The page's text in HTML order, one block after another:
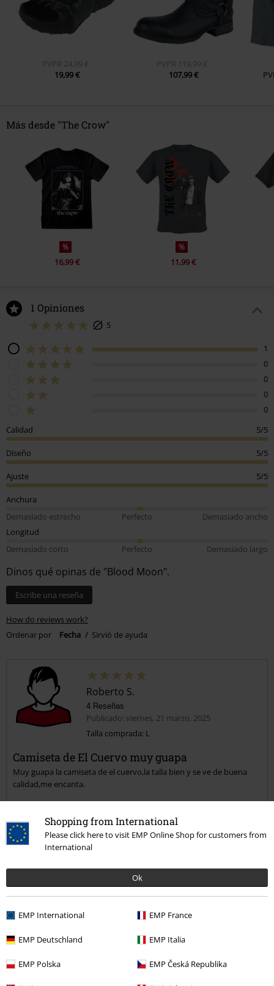
Shopping from International
Please click here to visit EMP Online Shop for customers from
International
Ok
EMP International EMP France
EMP Deutschland EMP Italia
EMP Polska EMP Česká Republika
PVPR 24,99 €
19,99 €
PVPR
119,99 €
107,99 €
Más desde "The Crow"
%
16,99 €
%
11,99 €
1 Opiniones
5
1
0
0
0
0
Calidad
5/5
Diseño 5/5
Ajuste 5/5
Anchura
Demasiado estrecho
Perfecto
Demasiado ancho
Longitud
Demasiado corto
Perfecto Demasiado largo
Dinos qué opinas de "Blood Moon".
Escribe una reseña
How do reviews work?
Ordenar por
Fecha Sirvió de ayuda
Roberto S.
4 Reseñas
Publicado: viernes, 21 marzo, 2025
Talla comprada: L
Camiseta de El Cuervo muy guapa
Muy guapa la camiseta de el cuervo,la talla bien y se ve de buena
calidad,me encanta.
Calidad
Diseño
Ajuste
Longitud